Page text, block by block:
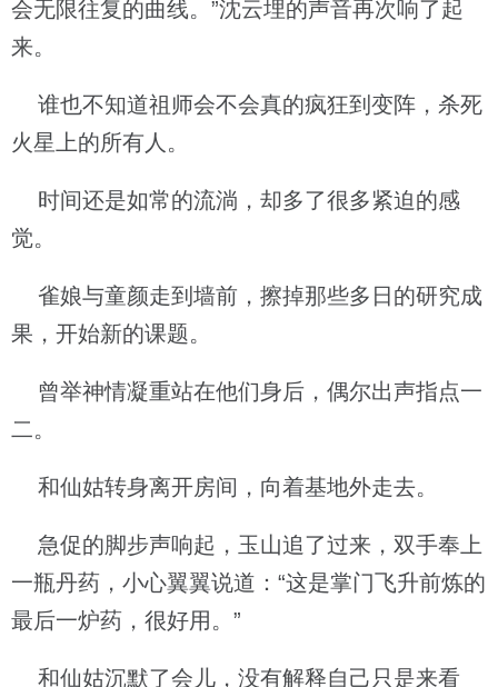
会无限往复的曲线。”沈云埋的声音再次响了起
来。
谁也不知道祖师会不会真的疯狂到变阵，杀死
火星上的所有人。
时间还是如常的流淌，却多了很多紧迫的感
觉。
雀娘与童颜走到墙前，擦掉那些多日的研究成
果，开始新的课题。
曾举神情凝重站在他们身后，偶尔出声指点一
二。
和仙姑转身离开房间，向着基地外走去。
急促的脚步声响起，玉山追了过来，双手奉上
一瓶丹药，小心翼翼说道：“这是掌门飞升前炼的
最后一炉药，很好用。”
和仙姑沉默了会儿，没有解释自己只是来看